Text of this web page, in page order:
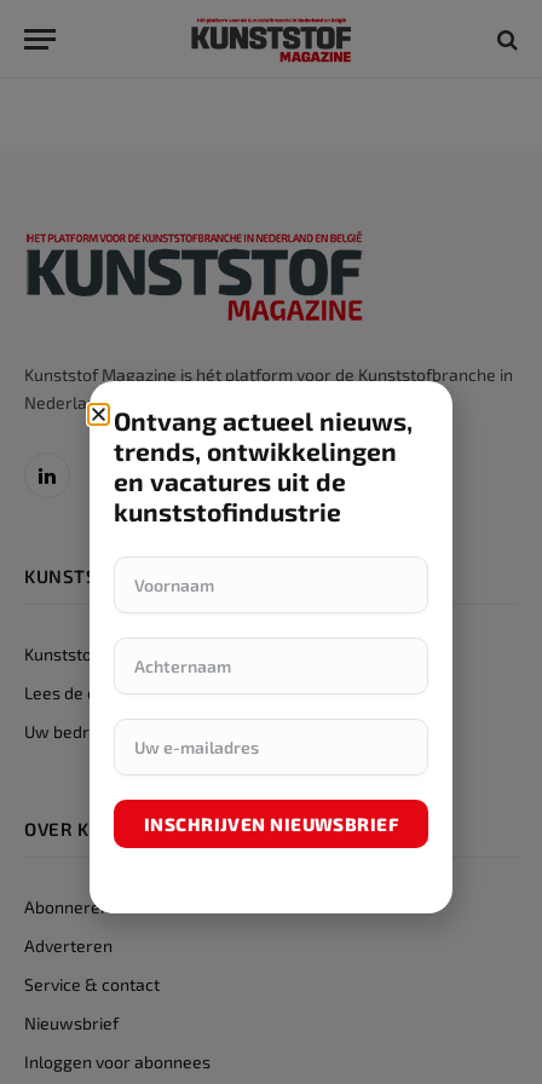
Kunststof Magazine is hét platform voor de Kunststofbranche in
Nederland en België.
LinkedIn
KUNSTSTOFGIDS
Kunststofgids
Lees de digitale Kunststofgids
Uw bedrijf in de Kunststofgids?
OVER KUNSTSTOF MAGAZINE
Abonneren
Adverteren
Service & contact
Nieuwsbrief
Inloggen voor abonnees
Ontvang actueel nieuws,
trends, ontwikkelingen
en vacatures uit de
kunststofindustrie
INSCHRIJVEN NIEUWSBRIEF